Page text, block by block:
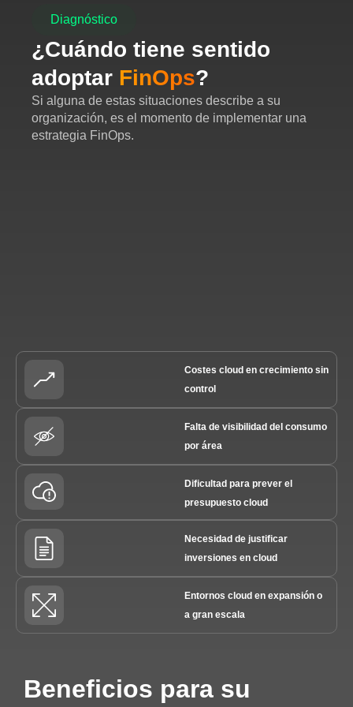
Diagnóstico
¿Cuándo tiene sentido
adoptar FinOps?
Si alguna de estas situaciones describe a su
organización, es el momento de implementar una
estrategia FinOps.
Costes cloud en crecimiento sin
control
Falta de visibilidad del consumo
por área
Dificultad para prever el
presupuesto cloud
Necesidad de justificar
inversiones en cloud
Entornos cloud en expansión o
a gran escala
Beneficios para su